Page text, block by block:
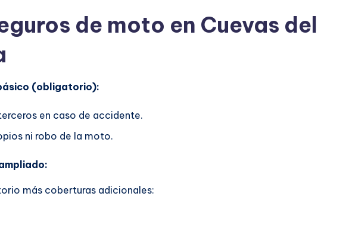
de moto en Cuevas del
(obligatorio):
en caso de accidente.
ni robo de la moto.
más coberturas adicionales: